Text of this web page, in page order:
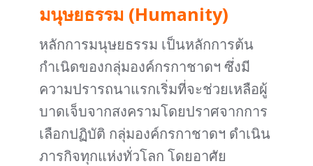
มนุษยธรรม (Humanity)
หลักการมนุษยธรรม เป็นหลักการต้น
กำเนิดของกลุ่มองค์กรกาชาดฯ ซึ่งมี
ความปรารถนาแรกเริ่มที่จะช่วยเหลือผู้
บาดเจ็บจากสงครามโดยปราศจากการ
เลือกปฏิบัติ กลุ่มองค์กรกาชาดฯ ดำเนิน
ภารกิจทุกแห่งทั่วโลก โดยอาศัย